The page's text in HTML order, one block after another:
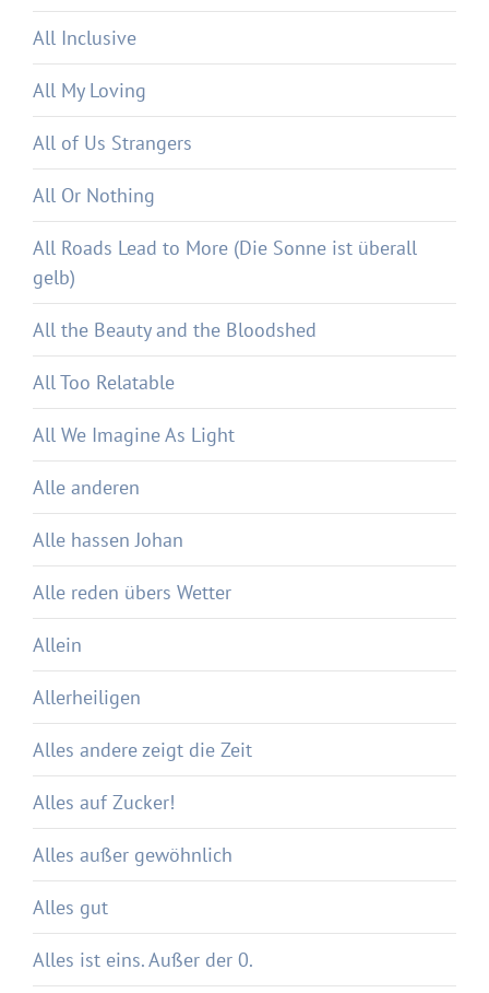
All Inclusive
All My Loving
All of Us Strangers
All Or Nothing
All Roads Lead to More (Die Sonne ist überall
gelb)
All the Beauty and the Bloodshed
All Too Relatable
All We Imagine As Light
Alle anderen
Alle hassen Johan
Alle reden übers Wetter
Allein
Allerheiligen
Alles andere zeigt die Zeit
Alles auf Zucker!
Alles außer gewöhnlich
Alles gut
Alles ist eins. Außer der 0.